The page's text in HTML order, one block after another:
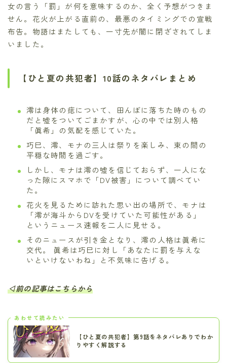
女の言う「罰」が何を意味するのか、全く予想がつきま
せん。花火が上がる直前の、最悪のタイミングでの宣戦
布告。物語はまたしても、一寸先が闇に閉ざされてしま
いました。
【ひと夏の共犯者】10話のネタバレまとめ
澪は身体の痣について、田んぼに落ちた時のもの
だと嘘をついてごまかすが、心の中では別人格
「眞希」の気配を感じていた。
巧巳、澪、モナの三人は祭りを楽しみ、束の間の
平穏な時間を過ごす。
しかし、モナは澪の嘘を信じておらず、一人にな
った隙にスマホで「DV被害」について調べてい
た。
花火を見るために訪れた思い出の場所で、モナは
「澪が海斗からDVを受けていた可能性がある」
というニュース速報を二人に見せる。
そのニュースが引き金となり、澪の人格は眞希に
交代。 眞希は巧巳に対し「あなたに罰を与えな
いといけないわね」と不気味に告げる。
◁前の記事はこちらから
あわせて読みたい
【ひと夏の共犯者】第9話をネタバレありでわか
りやすく解説する